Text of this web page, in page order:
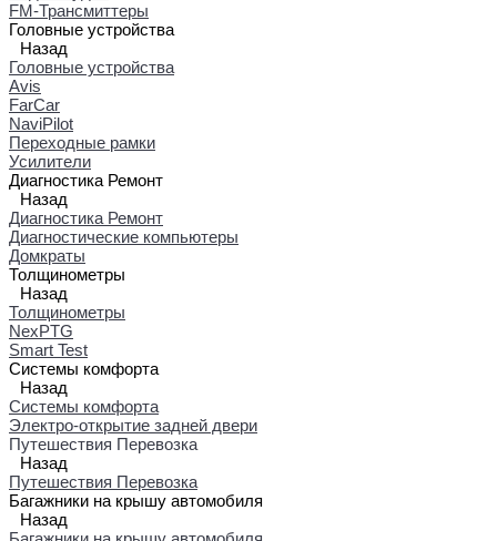
FM-Трансмиттеры
Головные устройства
Назад
Головные устройства
Avis
FarCar
NaviPilot
Переходные рамки
Усилители
Диагностика Ремонт
Назад
Диагностика Ремонт
Диагностические компьютеры
Домкраты
Толщинометры
Назад
Толщинометры
NexPTG
Smart Test
Системы комфорта
Назад
Системы комфорта
Электро-открытие задней двери
Путешествия Перевозка
Назад
Путешествия Перевозка
Багажники на крышу автомобиля
Назад